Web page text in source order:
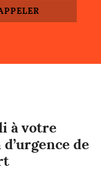
à votre
de